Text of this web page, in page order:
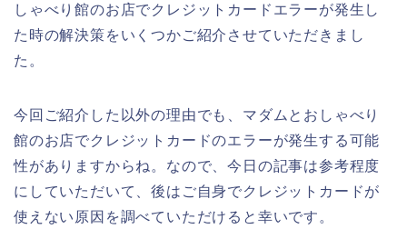
しゃべり館のお店でクレジットカードエラーが発生し
た時の解決策をいくつかご紹介させていただきまし
た。
今回ご紹介した以外の理由でも、マダムとおしゃべり
館のお店でクレジットカードのエラーが発生する可能
性がありますからね。なので、今日の記事は参考程度
にしていただいて、後はご自身でクレジットカードが
使えない原因を調べていただけると幸いです。